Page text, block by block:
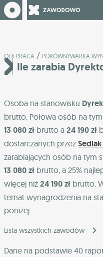
OLX PRACA / PORÓWNYWARKA
Ile zarabia
Osoba na stanowisku
brutto. Połowa osób na
13 080 zł brutto a 24 190 zł
dostarczanych przez
zarabiających osób na tym
13 080 zł brutto, a 25%
więcej niż 24 190 zł brutto.
temat wynagrodzenia na
poniżej.
Lista wszystkich zawodów
Dane na podstawie 40